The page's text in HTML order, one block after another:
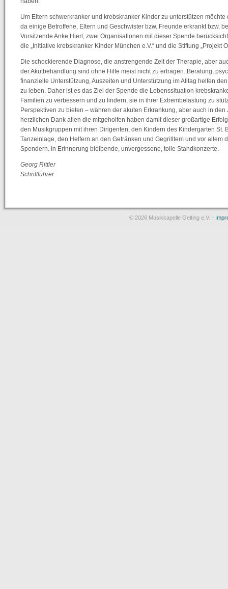
Um Eltern schwerkranker und krebskranker Kinder zu unterstützen
da einige Betroffene, Eltern und Geschwister bzw. Freunde erkrankt bzw.
Vorsitzende Anke Hierl, zwei Organisationen mit dieser Spende
die „Initiative krebskranker Kinder München e.V.“ und die Stiftung „Projekt
Die schockierende Diagnose, die anstrengende Zeit der Therapie, aber
der Akutbehandlung sind ohne Hilfe meist nicht zu ertragen. Beratung,
finanzielle Unterstützung, Auszeiten und Unterstützung im Alltag helfen
zu leben. Daher ist es das Ziel der Spende die Lebenssituation
Familien zu verbessern und zu lindern, sie in ihrer Extrembelastung zu
Perspektiven zu bieten – währen der akuten Erkrankung, aber auch in
herzlichen Dank allen die mitgeholfen haben damit dieser großartige
den Musikgruppen mit ihren Dirigenten, den Kindern des Kindergarten St.
Tanzeinlage, den Helfern an den Getränken und Gegrilltem und vor allem
Spendern. In Erinnerung bleibende, unvergessene, tolle Standkonzerte.
Georg Rittler
Schriftführer
© 2026 Musikkapelle Gelting e.V. -